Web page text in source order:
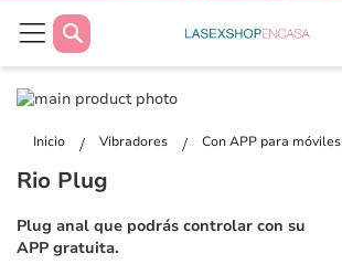
Buscar
Inicio Vibradores Con APP para móviles
Saltar
final
la
de
imágenes
de
galería
de
Rio Plug
Plug anal que podrás controlar con su
APP gratuita.